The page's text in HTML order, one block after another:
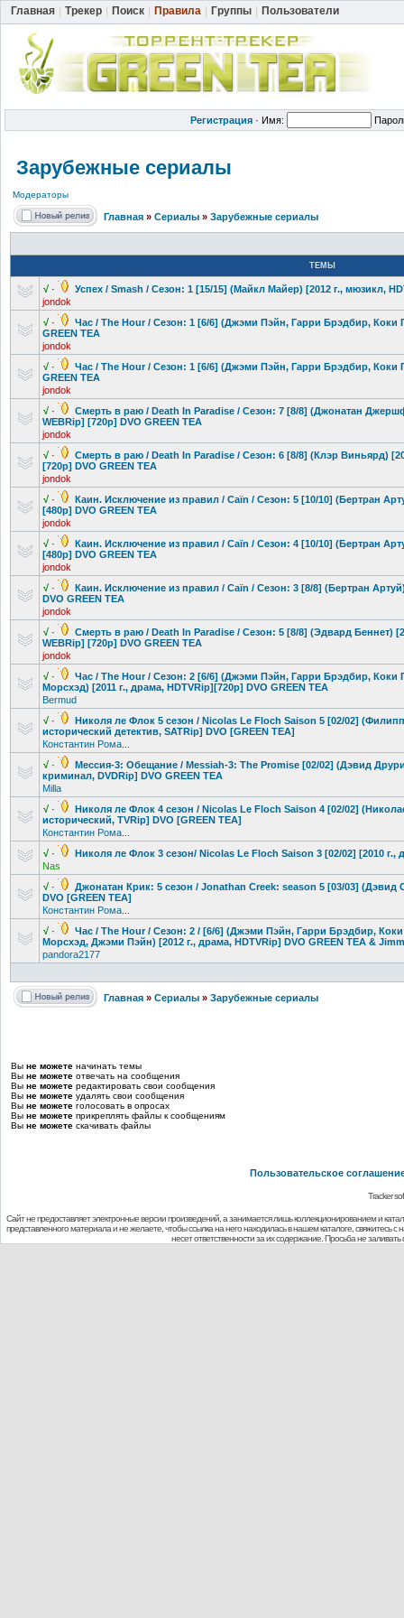
Главная Трекер Поиск Правила Группы Пользователи
Регистрация · Имя:
Зарубежные сериалы
Модераторы
Главная » Сериалы » Зарубежные сериалы
ТЕМЫ
√ ·
Успех / Smash / Сезон: 1 [15/15] (Майкл Майер) [2012 г., мюзикл,
jondok
√ ·
Час / The Hour / Сезон: 1 [6/6] (Джэми Пэйн, Гарри Брэдбир, Коки
GREEN TEA
jondok
√ ·
Час / The Hour / Сезон: 1 [6/6] (Джэми Пэйн, Гарри Брэдбир, Коки
GREEN TEA
jondok
√ ·
Смерть в раю / Death In Paradise / Сезон: 7 [8/8] (Джонатан
WEBRip] [720p] DVO GREEN TEA
jondok
√ ·
Смерть в раю / Death In Paradise / Сезон: 6 [8/8] (Клэр Виньярд)
[720p] DVO GREEN TEA
jondok
√ ·
Каин. Исключение из правил / Caïn / Сезон: 5 [10/10] (Бертран
[480p] DVO GREEN TEA
jondok
√ ·
Каин. Исключение из правил / Caïn / Сезон: 4 [10/10] (Бертран
[480p] DVO GREEN TEA
jondok
√ ·
Каин. Исключение из правил / Caïn / Сезон: 3 [8/8] (Бертран
DVO GREEN TEA
jondok
√ ·
Смерть в раю / Death In Paradise / Сезон: 5 [8/8] (Эдвард Беннет)
WEBRip] [720p] DVO GREEN TEA
jondok
√ ·
Час / The Hour / Сезон: 2 [6/6] (Джэми Пэйн, Гарри Брэдбир, Коки
Морсхэд) [2011 г., драма, HDTVRip][720p] DVO GREEN TEA
Bermud
√ ·
Николя ле Флок 5 сезон / Nicolas Le Floch Saison 5 [02/02]
исторический детектив, SATRip] DVO [GREEN TEA]
Константин Рома...
√ ·
Мессия-3: Обещание / Messiah-3: The Promise [02/02] (Дэвид
криминал, DVDRip] DVO GREEN TEA
Milla
√ ·
Николя ле Флок 4 сезон / Nicolas Le Floch Saison 4 [02/02]
исторический, TVRip] DVO [GREEN TEA]
Константин Рома...
√ ·
Николя ле Флок 3 сезон/ Nicolas Le Floch Saison 3 [02/02] [2010 г.,
Nas
√ ·
Джонатан Крик: 5 сезон / Jonathan Creek: season 5 [03/03] (Дэвид
DVO [GREEN TEA]
Константин Рома...
√ ·
Час / The Hour / Сезон: 2 / [6/6] (Джэми Пэйн, Гарри Брэдбир,
Морсхэд, Джэми Пэйн) [2012 г., драма, HDTVRip] DVO GREEN TEA &
pandora2177
Главная » Сериалы » Зарубежные сериалы
Вы не можете начинать темы
Вы не можете отвечать на сообщения
Вы не можете редактировать свои сообщения
Вы не можете удалять свои сообщения
Вы не можете голосовать в опросах
Вы не можете прикреплять файлы к сообщениям
Вы не можете скачивать файлы
Пользовательское
Tracker
Сайт не предоставляет электронные версии произведений, а занимается лишь коллекционированием и
представленного материала и не желаете, чтобы ссылка на него находилась в нашем каталоге,
несет ответственности за их содержание. Просьба не